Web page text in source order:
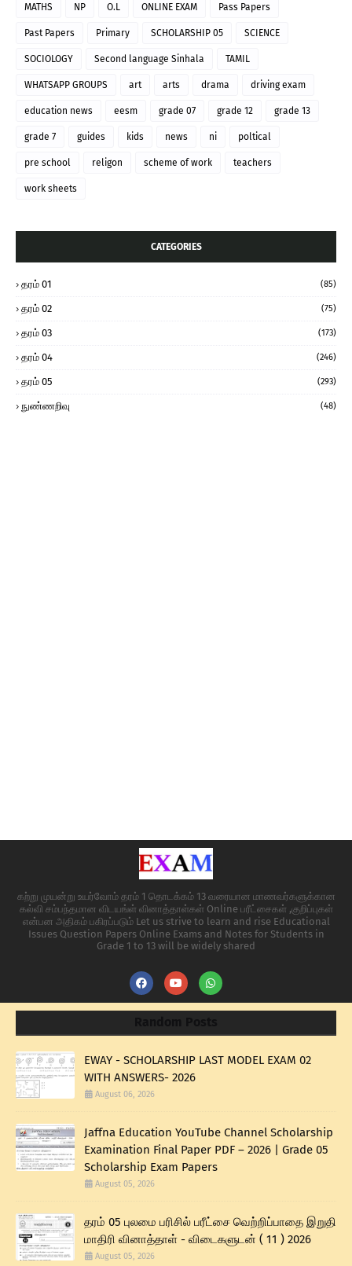
MATHS NP O.L ONLINE EXAM Pass Papers
Past Papers Primary SCHOLARSHIP 05 SCIENCE
SOCIOLOGY Second language Sinhala TAMIL
WHATSAPP GROUPS art arts drama driving exam
education news eesm grade 07 grade 12 grade 13
grade 7 guides kids news ni poltical
pre school religon scheme of work teachers
work sheets
CATEGORIES
தரம் 01 (85)
தரம் 02 (75)
தரம் 03 (173)
தரம் 04 (246)
தரம் 05 (293)
நுண்ணறிவு (48)
கற்று முயன்று உயர்வோம் தரம் 1 தொடக்கம் 13 வரையான மாணவர்களுக்கான
கல்வி சம்பந்தமான விடயங்ள் வினாத்தாள்கள் Online பரீட்சைகள் ,குறிப்புகள்
என்பன அதிகம் பகிரப்படும் Let us strive to learn and rise Educational
Issues Question Papers Online Exams and Notes for Students in
Grade 1 to 13 will be widely shared
EWAY - SCHOLARSHIP LAST MODEL EXAM 02
WITH ANSWERS- 2026
August 06, 2026
Jaffna Education YouTube Channel Scholarship
Examination Final Paper PDF – 2026 | Grade 05
Scholarship Exam Papers
August 05, 2026
தரம் 05 புலமை பரிசில் பரீட்சை வெற்றிப்பாதை இறுதி
மாதிரி வினாத்தாள் - விடைகளுடன் ( 11 ) 2026
August 05, 2026